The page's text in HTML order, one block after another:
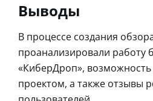
Выводы
В процессе создания
проанализировали работу
«КиберДроп», возможность
проектом, а также отзывы